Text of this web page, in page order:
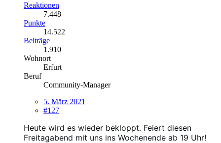
Reaktionen
7.448
Punkte
14.522
Beiträge
1.910
Wohnort
Erfurt
Beruf
Community-Manager
5. März 2021
#127
Heute wird es wieder bekloppt. Feiert diesen
Freitagabend mit uns ins Wochenende ab 19 Uhr!